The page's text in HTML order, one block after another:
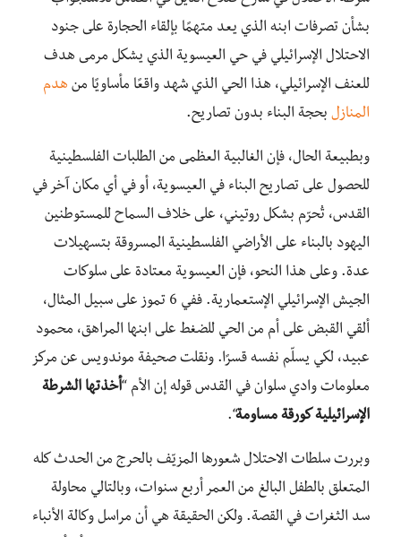
بشأن تصرفات ابنه الذي يعد متهمًا بإلقاء الحجارة على جنود
الاحتلال الإسرائيلي في حي العيسوية الذي يشكل مرمى هدف
للعنف الإسرائيلي، هذا الحي الذي شهد واقعًا مأساويًا من هدم
المنازل بحجة البناء بدون تصاريح.
وبطبيعة الحال، فإن الغالبية العظمى من الطلبات الفلسطينية
للحصول على تصاريح البناء في العيسوية، أو في أي مكان آخر في
القدس، تُحرّم بشكل روتيني، على خلاف السماح للمستوطنين
اليهود بالبناء على الأراضي الفلسطينية المسروقة بتسهيلات
عدة. وعلى هذا النحو، فإن العيسوية معتادة على سلوكات
الجيش الإسرائيلي الإستعمارية. ففي 6 تموز على سبيل المثال،
ألقي القبض على أم من الحي للضغط على ابنها المراهق، محمود
عبيد، لكي يسلّم نفسه قسرًا. ونقلت صحيفة موندويس عن مركز
معلومات وادي سلوان في القدس قوله إن الأم “أخذتها الشرطة
الإسرائيلية كورقة مساومة“.
وبررت سلطات الاحتلال شعورها المزيّف بالحرج من الحدث كله
المتعلق بالطفل البالغ من العمر أربع سنوات، وبالتالي محاولة
سد الثغرات في القصة. ولكن الحقيقة هي أن مراسل وكالة الأنباء